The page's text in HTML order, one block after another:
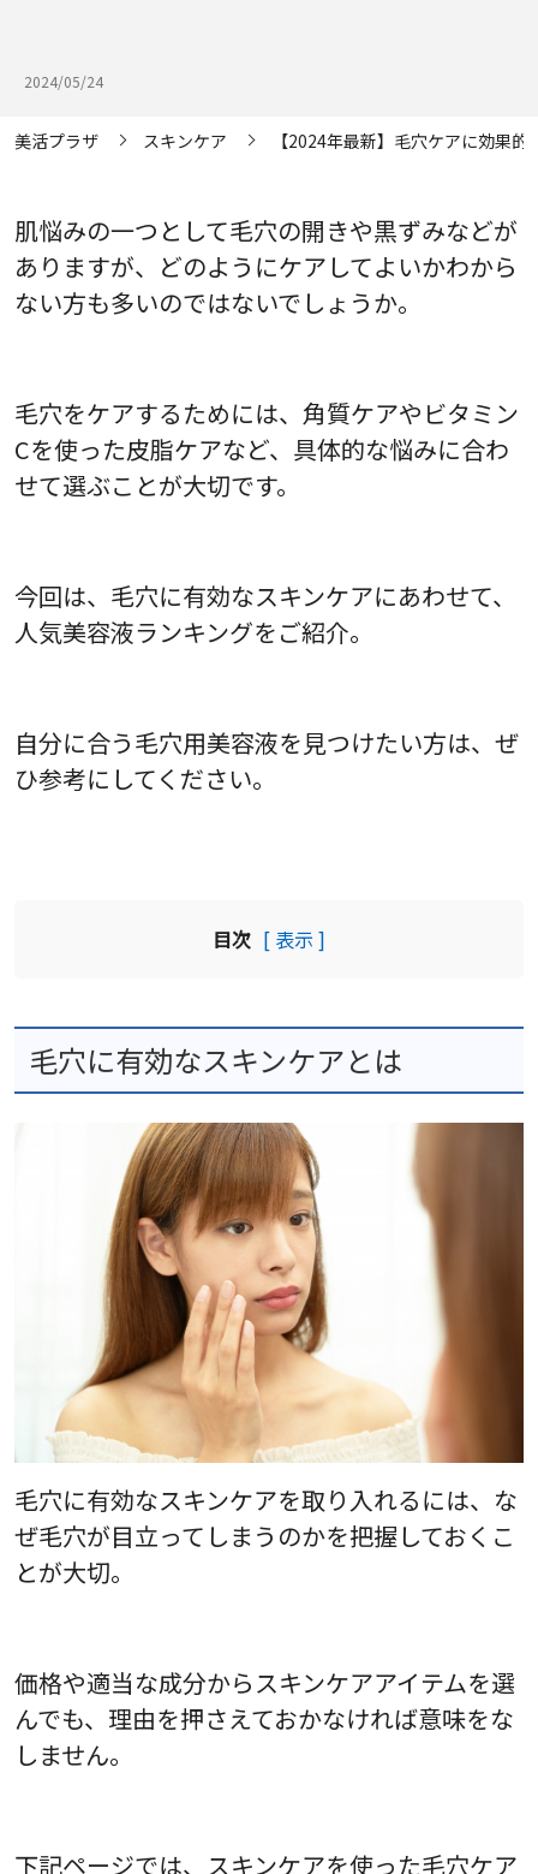
2024/05/24
美活プラザ スキンケア 【2024年最新】毛穴ケアに効果
肌悩みの一つとして毛穴の開きや黒ずみなどが
ありますが、どのようにケアしてよいかわから
ない方も多いのではないでしょうか。
毛穴をケアするためには、角質ケアやビタミン
Cを使った皮脂ケアなど、具体的な悩みに合わ
せて選ぶことが大切です。
今回は、毛穴に有効なスキンケアにあわせて、
人気美容液ランキングをご紹介。
自分に合う毛穴用美容液を見つけたい方は、ぜ
ひ参考にしてください。
目次 [ 表示 ]
毛穴に有効なスキンケアとは
毛穴に有効なスキンケアを取り入れるには、な
ぜ毛穴が目立ってしまうのかを把握しておくこ
とが大切。
価格や適当な成分からスキンケアアイテムを選
んでも、理由を押さえておかなければ意味をな
しません。
下記ページでは、スキンケアを使った毛穴ケア